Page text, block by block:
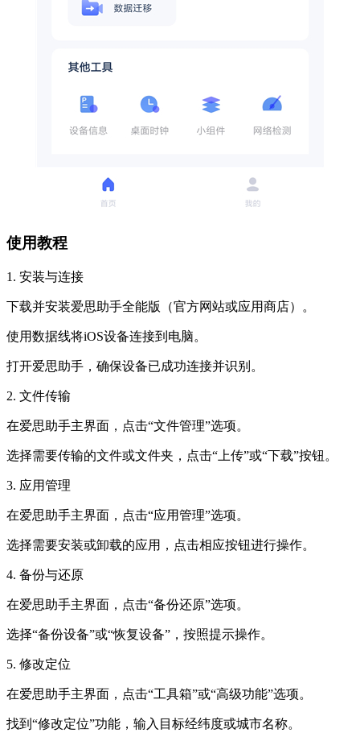
使用教程
1. 安装与连接
下载并安装爱思助手全能版（官方网站或应用商店）。
使用数据线将iOS设备连接到电脑。
打开爱思助手，确保设备已成功连接并识别。
2. 文件传输
在爱思助手主界面，点击“文件管理”选项。
选择需要传输的文件或文件夹，点击“上传”或“下载”按钮。
3. 应用管理
在爱思助手主界面，点击“应用管理”选项。
选择需要安装或卸载的应用，点击相应按钮进行操作。
4. 备份与还原
在爱思助手主界面，点击“备份还原”选项。
选择“备份设备”或“恢复设备”，按照提示操作。
5. 修改定位
在爱思助手主界面，点击“工具箱”或“高级功能”选项。
找到“修改定位”功能，输入目标经纬度或城市名称。